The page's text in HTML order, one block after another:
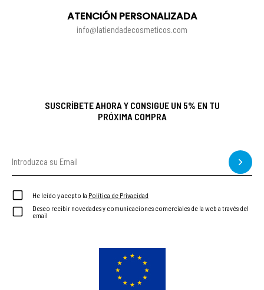
ATENCIÓN PERSONALIZADA
info@latiendadecosmeticos.com
SUSCRÍBETE AHORA Y CONSIGUE UN 5% EN TU
PRÓXIMA COMPRA
He leído y acepto la Política de Privacidad
Deseo recibir novedades y comunicaciones comerciales de la web a través del
email